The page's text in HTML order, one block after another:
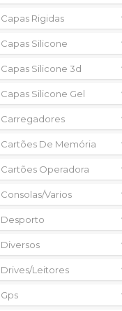
Capas Rigidas
Capas Silicone
Capas Silicone 3d
Capas Silicone Gel
Carregadores
Cartões De Memória
Cartões Operadora
Consolas/varios
Desporto
Diversos
Drives/leitores
Gps